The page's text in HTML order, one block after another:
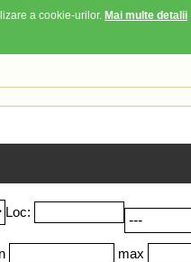
Loc:
max
a cookie-urilor. Mai multe detalii